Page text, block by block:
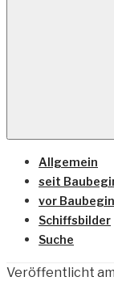
Allgemein
seit
vor
Schiffsbilder
Suche
Veröffentlicht am